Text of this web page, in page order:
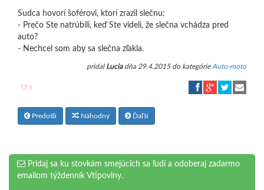
Sudca hovorí šoférovi, ktorí zrazil slečnu:
- Prečo Ste natrúbili, keď Ste videli, že slečna vchádza pred
auto?
- Nechcel som aby sa slečna zľakla.
pridal Luciadňa 29.4.2015 do kategórie Auto-moto
5
Predošlí Náhodný Ďaľší
Pridaj sa ku stovkám smejúcich sa ľudí a odoberaj zadarmo
emailom týždenník Vtipoviny.